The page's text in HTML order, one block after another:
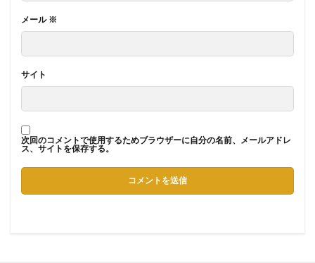
メール ※
サイト
次回のコメントで使用するためブラウザーに自分の名前、メールアドレ
ス、サイトを保存する。